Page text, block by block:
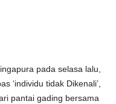
pada selasa lalu,
‘individu tidak Dikenali’,
pantai gading bersama